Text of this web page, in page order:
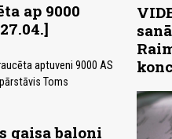
ap 9000
aptuveni 9000 AS
Toms
gaisa baloni